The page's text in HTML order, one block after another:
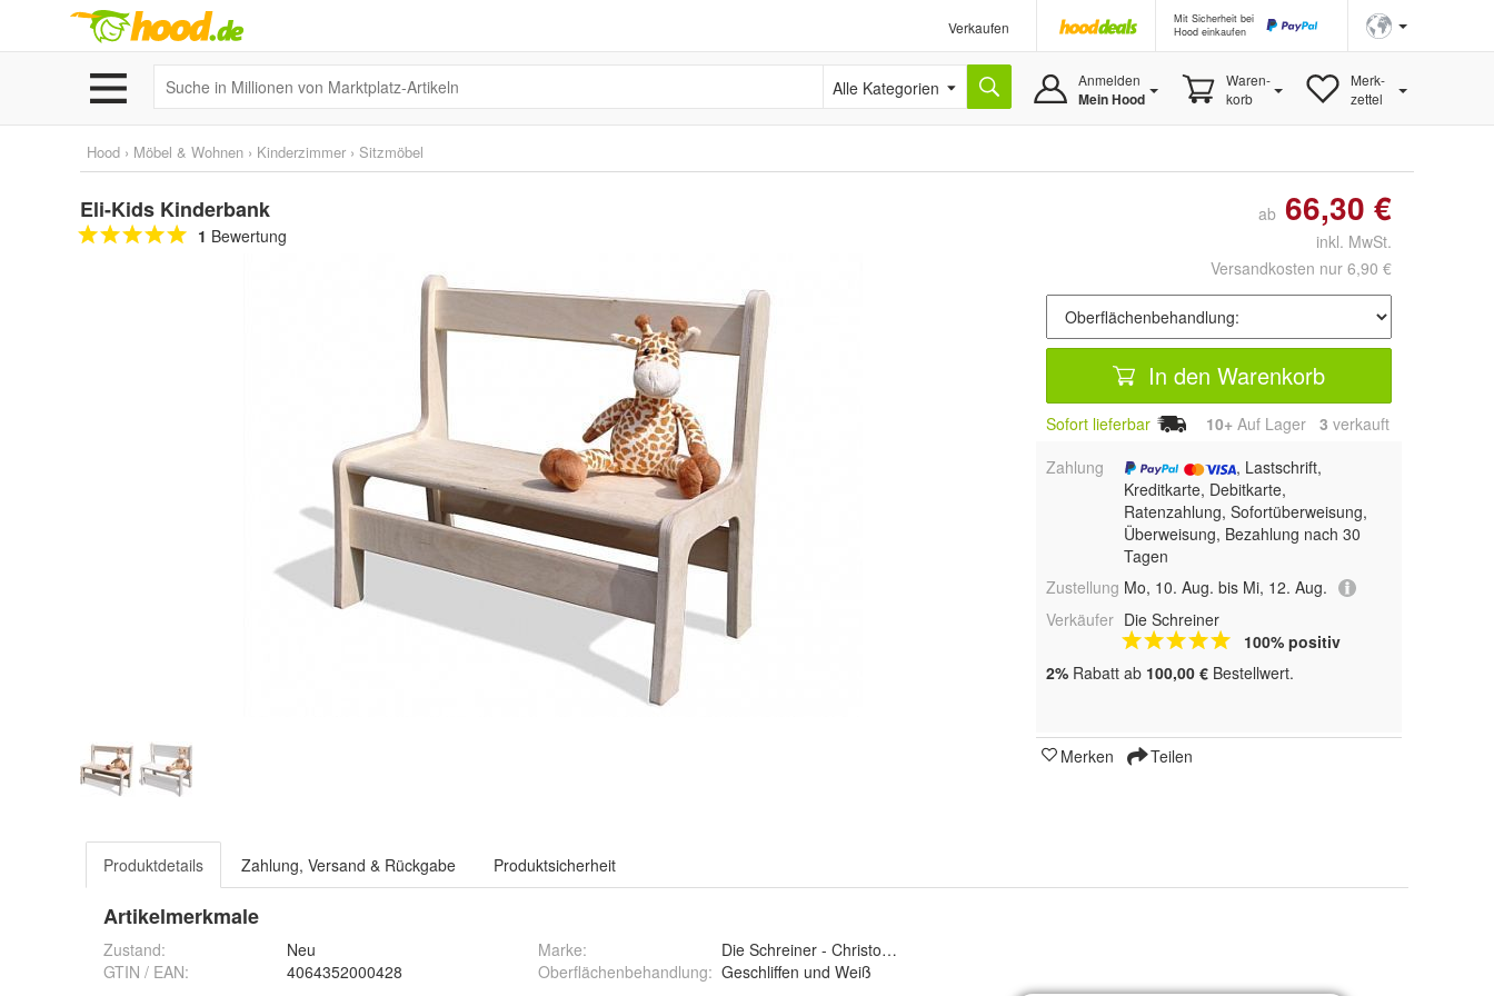
Verkaufen
Mit Sicherheit bei
Hood einkaufen
Alle Kategorien Anmelden
Mein Hood
Waren-
korb
Merk-
zettel
Hood › Möbel & Wohnen › Kinderzimmer › Sitzmöbel
Eli-Kids Kinderbank
1 Bewertung
ab 66,30 €
inkl. MwSt.
Versandkosten nur 6,90 €
In den Warenkorb
Sofort lieferbar 10+ Auf Lager 3 verkauft
Zahlung
, Lastschrift,
Kreditkarte, Debitkarte,
Ratenzahlung, Sofortüberweisung,
Überweisung, Bezahlung nach 30
Tagen
Zustellung Mo, 10. Aug. bis Mi, 12. Aug.
Verkäufer Die Schreiner
100% positiv
2% Rabatt ab 100,00 € Bestellwert.
Merken Teilen
Produktdetails Zahlung, Versand & Rückgabe Produktsicherheit
Artikelmerkmale
Zustand:
Neu
GTIN / EAN:
4064352000428
Marke:
Die Schreiner - Christoph Siegel
Oberflächenbehandlung: Geschliffen und Weiß